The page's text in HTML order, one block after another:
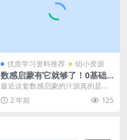
优质学习资料推荐 幼小资源
数感启蒙有它就够了！0基础
低幼宝贝必备数感启蒙PDF文
档游戏书百度网盘下载
最近这套数感启蒙的汁源真的是火
的一塌糊涂！！！群里的宝妈们陆
陆续续截图给我，希望...
2 年前 125